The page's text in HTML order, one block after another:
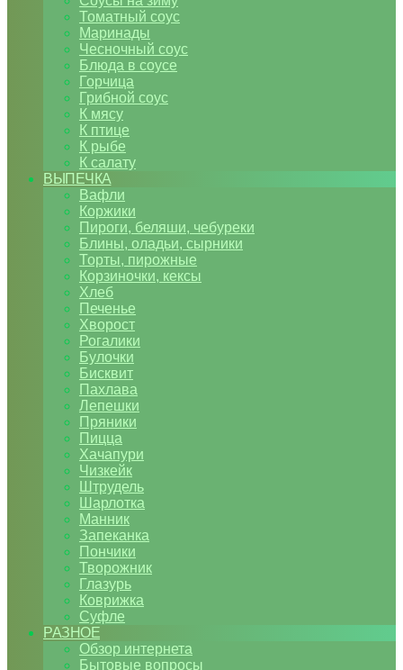
Томатный соус
Маринады
Чесночный соус
Блюда в соусе
Горчица
Грибной соус
К мясу
К птице
К рыбе
К салату
ВЫПЕЧКА
Вафли
Коржики
Пироги, беляши, чебуреки
Блины, оладьи, сырники
Торты, пирожные
Корзиночки, кексы
Хлеб
Печенье
Хворост
Рогалики
Булочки
Бисквит
Пахлава
Лепешки
Пряники
Пицца
Хачапури
Чизкейк
Штрудель
Шарлотка
Манник
Запеканка
Пончики
Творожник
Глазурь
Коврижка
Суфле
РАЗНОЕ
Обзор интернета
Бытовые вопросы